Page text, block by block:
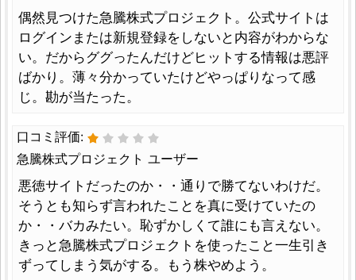
偶然見つけた急騰株式プロジェクト。公式サイトは
ログインまたは新規登録をしないと内容がわからな
い。だからググったんだけどヒットする情報は悪評
ばかり。薄々分かっていたけどやっぱりなって感
じ。勘が当たった。
口コミ評価:
急騰株式プロジェクト ユーザー
悪徳サイトだったのか・・通りで勝てないわけだ。
そうとも知らず言われたことを真に受けていたの
か・・バカみたい。恥ずかしくて誰にも言えない。
きっと急騰株式プロジェクトを使ったこと一生引き
ずってしまう気がする。もう株やめよう。